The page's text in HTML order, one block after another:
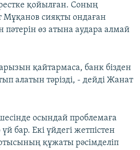
қойылған. Соның
сияқты ондаған
пәтерін өз атына аудара алмай
қайтармаса, банк бізден
алатын тәрізді, - дейді Жанат
осындай проблемаға
бар. Екі үйдегі жетпістен
құжаты рәсімделіп